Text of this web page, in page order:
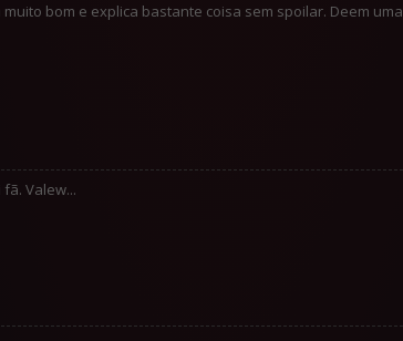
bom e explica bastante coisa sem spoilar. Deem uma
Valew...